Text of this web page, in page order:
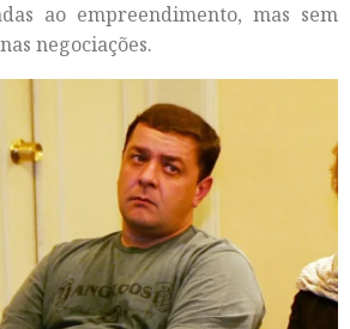
ao empreendimento, mas sem
negociações.